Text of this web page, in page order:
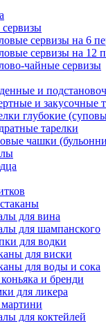
сервизы на 6
сервизы на 12
чайные сервизы
и
и закусочные
глубокие
тарелки
чашки
для вина
для шампанского
для водки
для виски
для воды и сока
и бренди
для ликера
для коктейлей